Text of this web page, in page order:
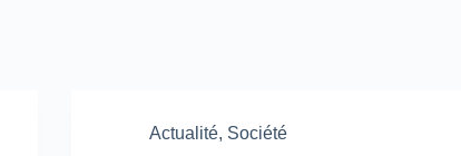
Actualité, Société